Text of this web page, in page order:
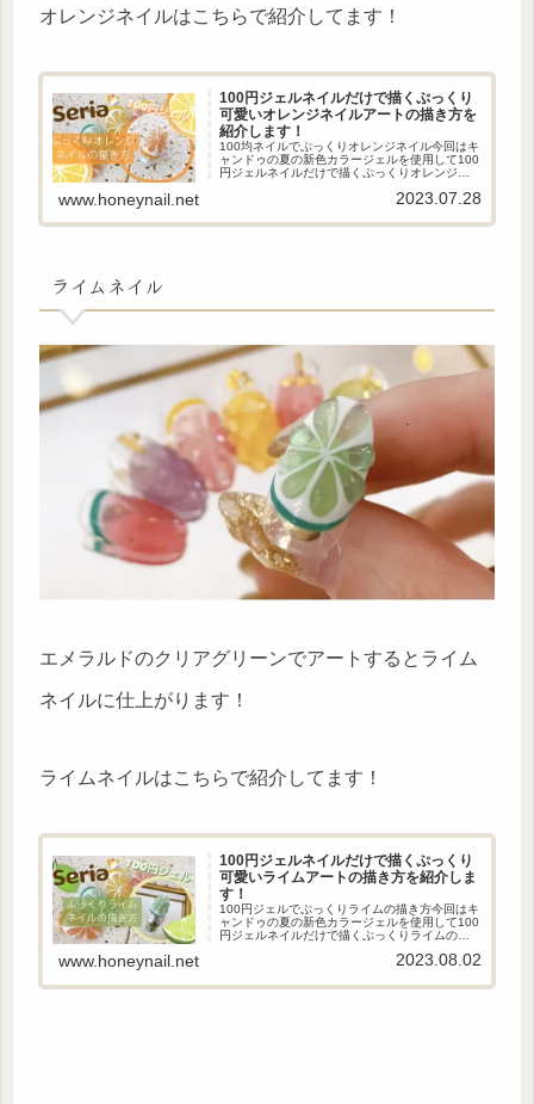
オレンジネイルはこちらで紹介してます！
100円ジェルネイルだけで描くぷっくり
可愛いオレンジネイルアートの描き方を
紹介します！
100均ネイルでぷっくりオレンジネイル今回はキ
ャンドゥの夏の新色カラージェルを使用して100
円ジェルネイルだけで描くぷっくりオレンジの
るぷっくりアートがおしゃれな可愛いオレンジ
www.honeynail.net 2023.07.28
ライムネイル
エメラルドのクリアグリーンでアートするとライム
ネイルに仕上がります！
ライムネイルはこちらで紹介してます！
100円ジェルネイルだけで描くぷっくり
可愛いライムアートの描き方を紹介しま
す！
100円ジェルでぷっくりライムの描き方今回はキ
ャンドゥの夏の新色カラージェルを使用して100
円ジェルネイルだけで描くぷっくりライムのネ
ぷっくりアートがおしゃれな可愛い爽やかなラ
www.honeynail.net 2023.08.02